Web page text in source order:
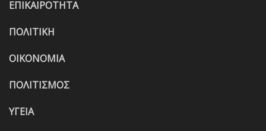
ΕΠΙΚΑΙΡΟΤΗΤΑ
ΠΟΛΙΤΙΚΗ
ΟΙΚΟΝΟΜΙΑ
ΠΟΛΙΤΙΣΜΟΣ
ΥΓΕΙΑ